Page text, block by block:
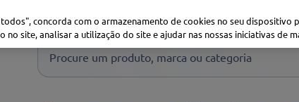
Procure um produto, marca ou categoria
concorda com o armazenamento de cookies no seu dispositivo
no site, analisar a utilização do site e ajudar nas nossas iniciativas de